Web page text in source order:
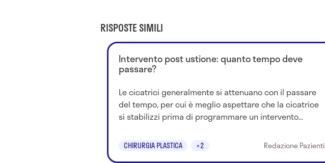
RISPOSTE SIMILI
Intervento post ustione: quanto tempo deve
passare?
Le cicatrici generalmente si attenuano con il passare
del tempo, per cui è meglio aspettare che la cicatrice
si stabilizzi prima di programmare un intervento...
CHIRURGIA PLASTICA +2 Redazione Pazienti